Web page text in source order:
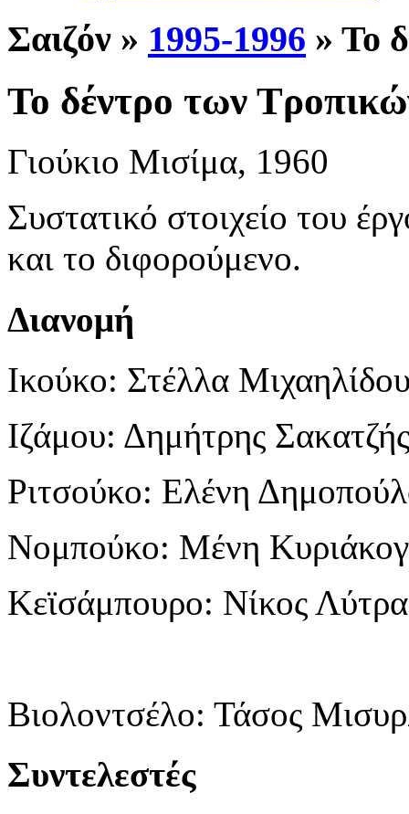
Σαιζόν » 1995-1996 » Το
Το δέντρο των
Γιούκιο Μισίμα, 1960
Συστατικό στοιχείο του
και το διφορούμενο.
Διανομή
Ικούκο: Στέλλα
Ιζάμου: Δημήτρης Σακατζής
Ριτσούκο: Ελένη
Νομπούκο: Μένη
Κεϊσάμπουρο: Νίκος
Βιολοντσέλο: Τάσος
Συντελεστές